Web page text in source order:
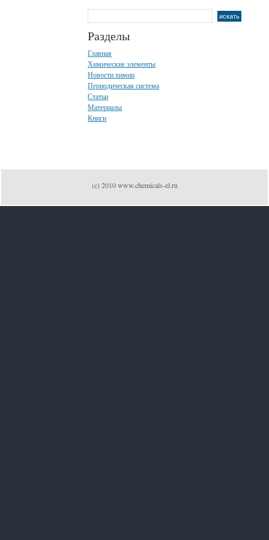
Разделы
Главная
Химические элементы
Новости химии
Периодическая система
Статьи
Материалы
Книги
(c) 2010 www.chemicals-el.ru